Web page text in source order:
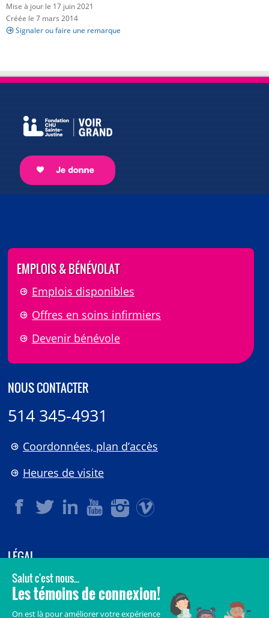
Mise à jour le 17 juin 2021
Créée le 7 mars 2014
Signaler ou faire une remarque
EMPLOIS & BÉNÉVOLAT
Emplois disponibles
Offres en soins infirmiers
Devenir bénévole
NOUS CONTACTER
514 345-4931
Coordonnées, plan d’accès
Heures de visite
LÉGAL
© 2006-2026CHU Sainte-Justine.
Tous droits réservés.
Crédits